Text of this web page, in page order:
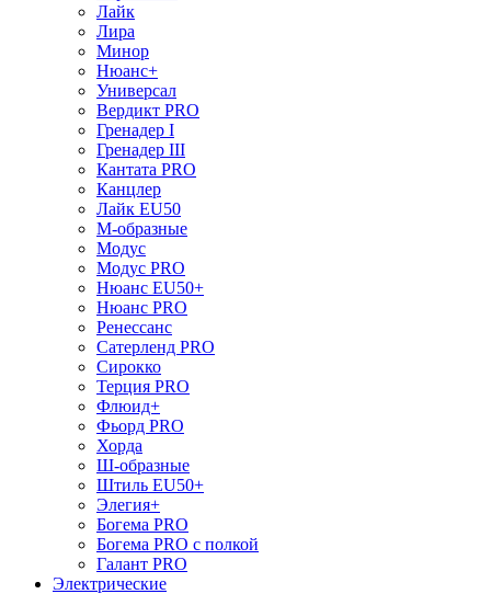
Лайк
Лира
Минор
Нюанс+
Универсал
Вердикт PRO
Гренадер I
Гренадер III
Кантата PRO
Канцлер
Лайк EU50
М-образные
Модус
Модус PRO
Нюанс EU50+
Нюанс PRO
Ренессанс
Сатерленд PRO
Сирокко
Терция PRO
Флюид+
Фьорд PRO
Хорда
Ш-образные
Штиль EU50+
Элегия+
Богема PRO
Богема PRO с полкой
Галант PRO
Электрические